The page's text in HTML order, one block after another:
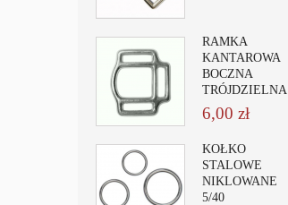
RAMKA
KANTAROWA
BOCZNA
TRÓJDZIELNA
6,00 zł
KÓŁKO
STALOWE
NIKLOWANE
5/40